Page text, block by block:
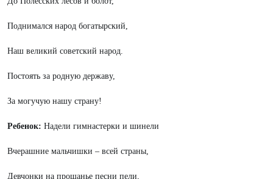
Поднимался народ богатырский,
Наш великий советский народ.
Постоять за родную державу,
За могучую нашу страну!
Ребенок: Надели гимнастерки и шинели
Вчерашние мальчишки – всей страны,
Девчонки на прощанье песни пели,